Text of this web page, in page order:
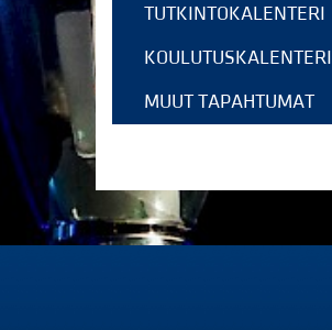
TUTKINTOKALENTERI
KOULUTUSKALENTERI
MUUT TAPAHTUMAT